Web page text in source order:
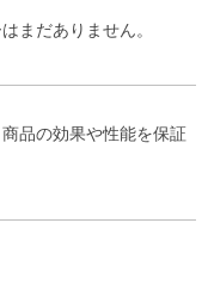
まだありません。
品の効果や性能を保証